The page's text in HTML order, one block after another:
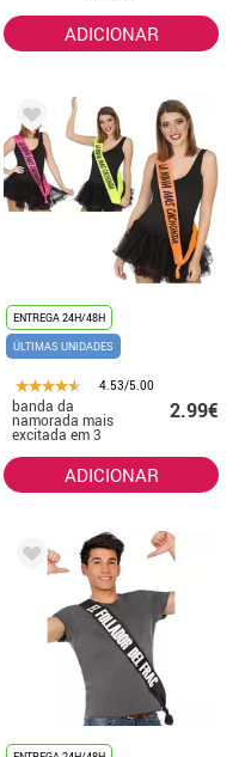
ADICIONAR
ENTREGA 24H/48H
ÚLTIMAS UNIDADES
4.53/5.00
banda da
namorada mais
excitada em 3
2.99€
ADICIONAR